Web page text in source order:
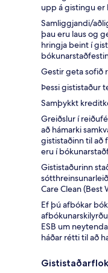
upp á gistingu er
Samliggjandi/
þau eru laus og
hringja beint í
Gestir geta sofið
Þessi gististaður
Samþykkt
Greiðslur í
að hámarki
gististaðinn til að
eru í
Gististaðurinn
Care Clean (Best
Ef þú afbókar
ESB um
háðar rétti til að